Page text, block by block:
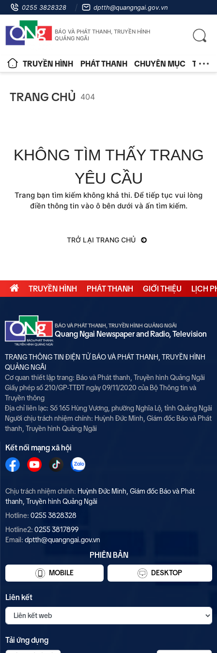
0255 3828328 dptth@quangngai.gov.vn
BÁO VÀ PHÁT THANH, TRUYỀN HÌNH
QUẢNG NGÃI
TRUYỀN HÌNH PHÁT THANH CHUYÊN MỤC TIN
TRANG CHỦ 404
KHÔNG TÌM THẤY TRANG
YÊU CẦU
Trang bạn tìm kiếm không khả thi. Để tiếp tục vui lòng
điền thông tin vào ô bên dưới và ấn tìm kiếm.
TRỞ LẠI TRANG CHỦ
TRUYỀN HÌNH PHÁT THANH GIỚI THIỆU LỊCH
BÁO VÀ PHÁT THANH, TRUYỀN HÌNH QUẢNG NGÃI
Quang Ngai Newspaper and Radio, Television
TRANG THÔNG TIN ĐIỆN TỬ BÁO VÀ PHÁT THANH, TRUYỀN HÌNH
QUẢNG NGÃI
Cơ quan thiết lập trang: Báo và Phát thanh, Truyền hình Quảng Ngãi
Giấy phép số 210/GP-TTĐT ngày 09/11/2020 của Bộ Thông tin và
Truyền thông
Địa chỉ liên lạc: Số 165 Hùng Vương, phường Nghĩa Lộ, tỉnh Quảng Ngãi
Người chịu trách nhiệm chính: Huỳnh Đức Minh, Giám đốc Báo và Phát
thanh, Truyền hình Quảng Ngãi
Kết nối mạng xã hội
Chịu trách nhiệm chính: Huỳnh Đức Minh, Giám đốc Báo và Phát
thanh, Truyền hình Quảng Ngãi
Hotline: 0255 3828328
Hotline2: 0255 3817899
Email: dptth@quangngai.gov.vn
PHIÊN BẢN
MOBILE DESKTOP
Liên kết
Tải ứng dụng